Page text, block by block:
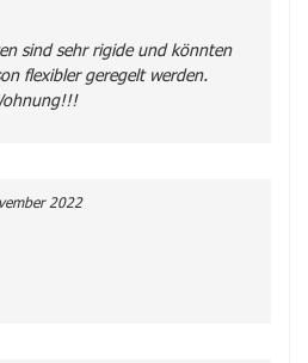
sind sehr rigide und könnten
flexibler geregelt werden.
2022